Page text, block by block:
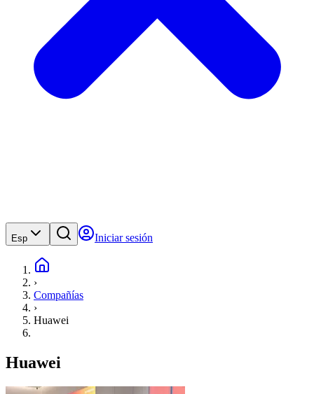
Esp Iniciar sesión
›
Compañías
›
Huawei
Huawei